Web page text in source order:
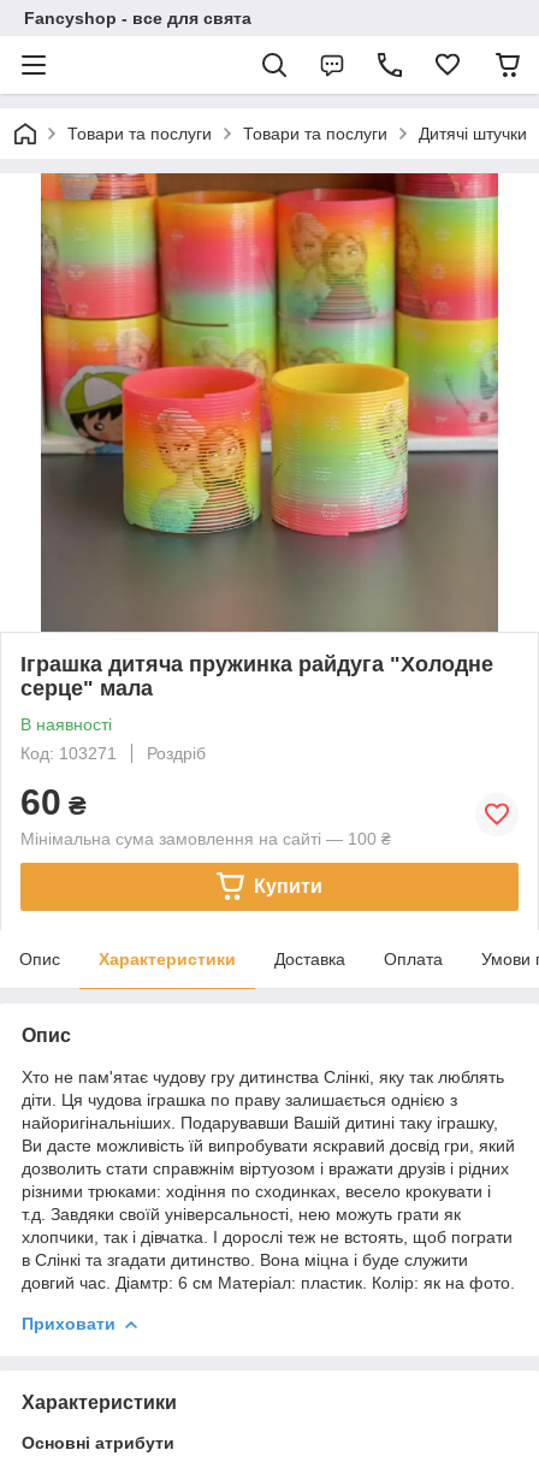
Fancyshop - все для свята
Товари та послуги Товари та послуги Дитячі штучки
Іграшка дитяча пружинка райдуга "Холодне
серце" мала
В наявності
Код: 103271
Роздріб
60 ₴
Мінімальна сума замовлення на сайті — 100 ₴
Купити
Опис Характеристики Доставка Оплата Умови
Опис
Хто не пам'ятає чудову гру дитинства Слінкі, яку так люблять
діти. Ця чудова іграшка по праву залишається однією з
найоригінальніших. Подарувавши Вашій дитині таку іграшку,
Ви дасте можливість їй випробувати яскравий досвід гри, який
дозволить стати справжнім віртуозом і вражати друзів і рідних
різними трюками: ходіння по сходинках, весело крокувати і
т.д. Завдяки своїй універсальності, нею можуть грати як
хлопчики, так і дівчатка. І дорослі теж не встоять, щоб пограти
в Слінкі та згадати дитинство. Вона міцна і буде служити
довгий час. Діамтр: 6 см Матеріал: пластик. Колір: як на фото.
Приховати
Характеристики
Основні атрибути